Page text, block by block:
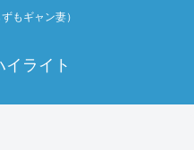
もギャン妻）
ライト